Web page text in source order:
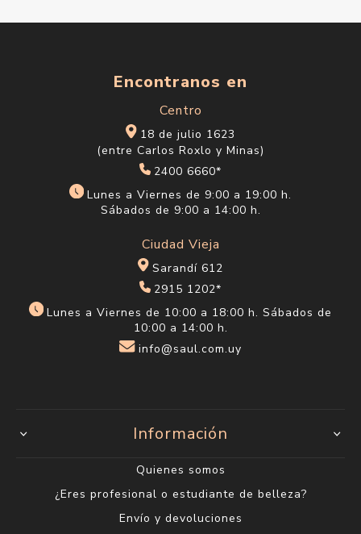
Encontranos en
Centro
18 de julio 1623
(entre Carlos Roxlo y Minas)
2400 6660*
Lunes a Viernes de 9:00 a 19:00 h.
Sábados de 9:00 a 14:00 h.
Ciudad Vieja
Sarandí 612
2915 1202*
Lunes a Viernes de 10:00 a 18:00 h. Sábados de
10:00 a 14:00 h.
info@saul.com.uy
Información
Quienes somos
¿Eres profesional o estudiante de belleza?
Envío y devoluciones